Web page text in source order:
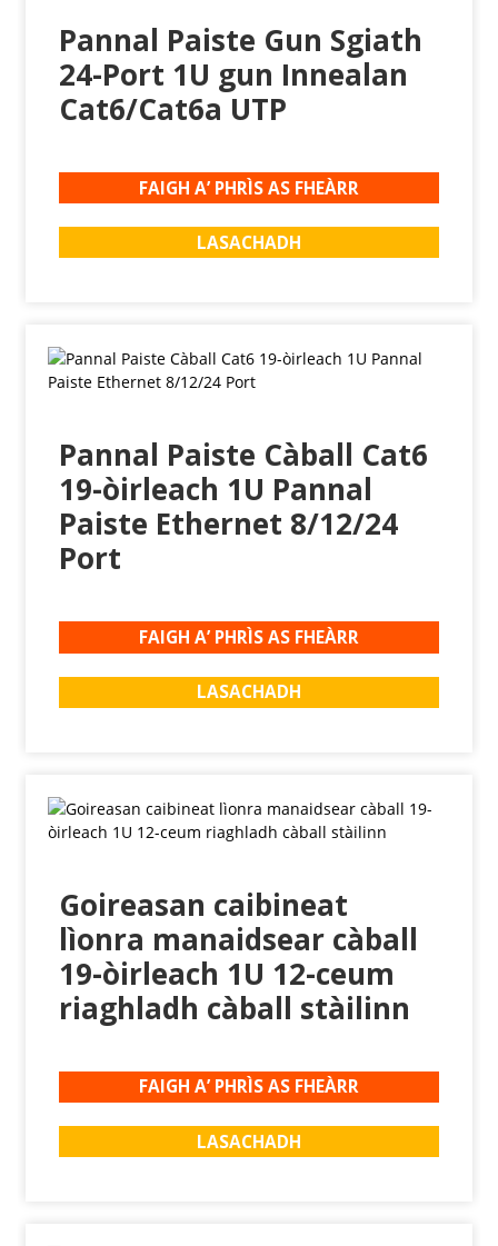
Pannal Paiste Gun Sgiath
24-Port 1U gun Innealan
Cat6/Cat6a UTP
FAIGH A’ PHRÌS AS FHEÀRR
LASACHADH
Pannal Paiste Càball Cat6
19-òirleach 1U Pannal
Paiste Ethernet 8/12/24
Port
FAIGH A’ PHRÌS AS FHEÀRR
LASACHADH
Goireasan caibineat
lìonra manaidsear càball
19-òirleach 1U 12-ceum
riaghladh càball stàilinn
FAIGH A’ PHRÌS AS FHEÀRR
LASACHADH